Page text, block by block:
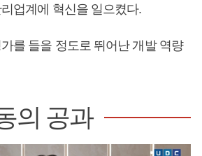
업계에 혁신을 일으켰다.
를 들을 정도로 뛰어난 개발 역량
의 공과